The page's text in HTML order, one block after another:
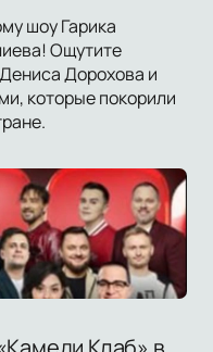
шоу Гарика
Ощутите
Дорохова и
которые покорили